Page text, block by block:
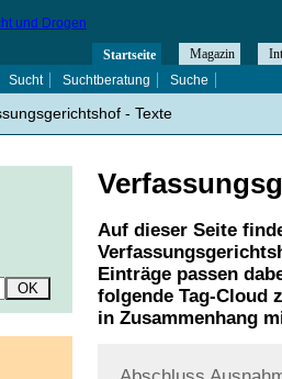
Auf dieser Seite
Einträge passen
folgende Tag-Cloud
in Zusammenhang
Startseite Magazin
Sucht Suchtberatung Suche
- Texte